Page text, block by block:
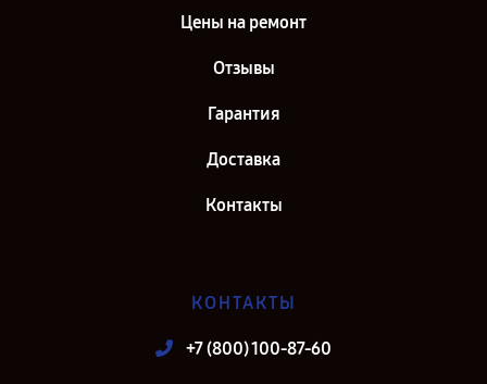
Цены на ремонт
Отзывы
Гарантия
Доставка
Контакты
КОНТАКТЫ
+7 (800) 100-87-60